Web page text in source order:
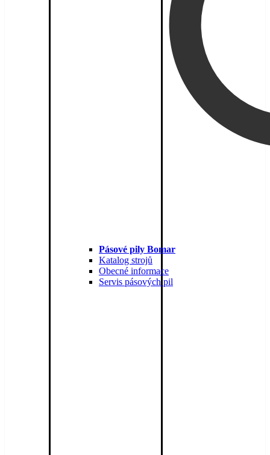
Pásové pily Bomar
Katalog strojů
Obecné informace
Servis pásových pil